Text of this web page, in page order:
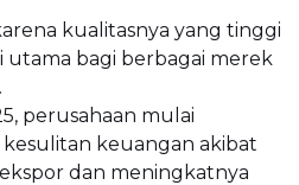
kualitasnya yang tinggi
bagi berbagai merek
perusahaan mulai
keuangan akibat
dan meningkatnya